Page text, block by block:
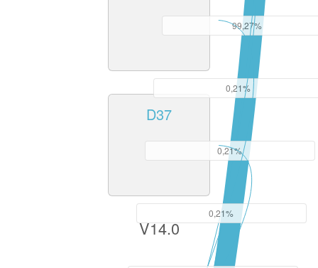
D37
V14.0
99,27%
0,21%
0,21%
0,21%